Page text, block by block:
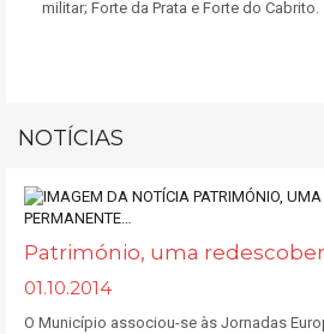
militar; Forte da Prata e Forte do Cabrito.
NOTÍCIAS
Património, uma
01.10.2014
O Município associou-se às Jornadas